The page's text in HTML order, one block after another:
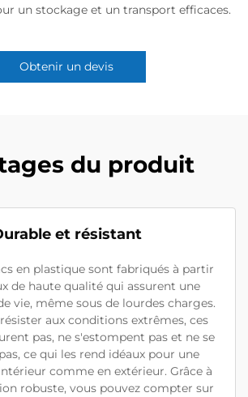
un stockage et un transport efficaces.
Obtenir un devis
du produit
et résistant
en plastique sont fabriqués à partir
de haute qualité qui assurent une
vie, même sous de lourdes charges.
aux conditions extrêmes, ces
pas, ne s'estompent pas et ne se
ce qui les rend idéaux pour une
comme en extérieur. Grâce à
robuste, vous pouvez compter sur